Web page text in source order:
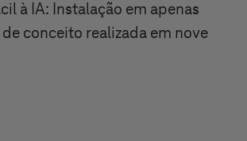
à IA: Instalação em apenas
conceito realizada em nove